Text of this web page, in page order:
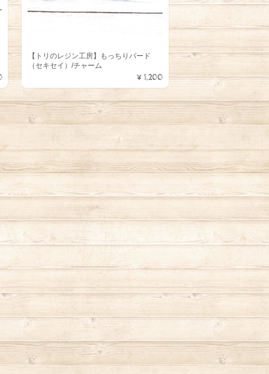
【トリのレジン工房】もっちりバード
（セキセイ）/チャーム
¥1,200